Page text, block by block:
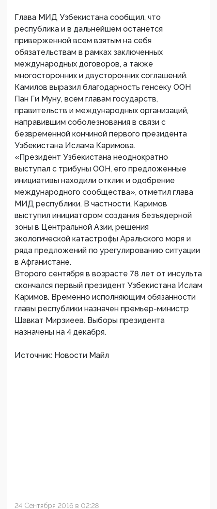
Глава МИД Узбекистана сообщил, что
республика и в дальнейшем останется
приверженной всем взятым на себя
обязательствам в рамках заключенных
международных договоров, а также
многосторонних и двусторонних соглашений.
Камилов выразил благодарность генсеку ООН
Пан Ги Муну, всем главам государств,
правительств и международных организаций,
направившим соболезнования в связи с
безвременной кончиной первого президента
Узбекистана Ислама Каримова.
«Президент Узбекистана неоднократно
выступал с трибуны ООН, его предложенные
инициативы находили отклик и одобрение
международного сообщества», отметил глава
МИД республики. В частности, Каримов
выступил инициатором создания безъядерной
зоны в Центральной Азии, решения
экологической катастрофы Аральского моря и
ряда предложений по урегулированию ситуации
в Афганистане.
Второго сентября в возрасте 78 лет от инсульта
скончался первый президент Узбекистана Ислам
Каримов. Временно исполняющим обязанности
главы республики назначен премьер-министр
Шавкат Мирзиеев. Выборы президента
назначены на 4 декабря.
Источник: Новости Майл
24 Сентября 2016 в 02:28